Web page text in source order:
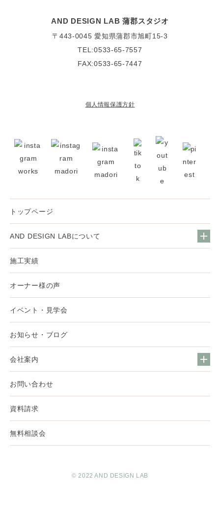
AND DESIGN LAB 蒲郡スタジオ
〒443-0045 愛知県蒲郡市旭町15-3
TEL:0533-65-7557
FAX:0533-65-7447
個人情報保護方針
トップページ
AND DESIGN LABについて
施工実績
オーナー様の声
イベント・見学会
お知らせ・ブログ
会社案内
お問い合わせ
資料請求
無料相談会
© 2022 AND DESIGN LAB